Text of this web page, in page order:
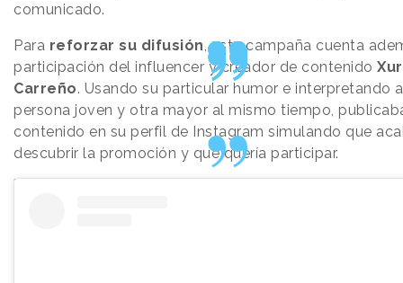
comunicado.
Para reforzar su difusión, esta campaña cuenta
participación del influencer y creador de contenido
Carreño. Usando su particular humor e interpretando
persona joven y otra mayor al mismo tiempo,
contenido en su perfil de Instagram simulando que
descubrir la promoción y que quería participar.